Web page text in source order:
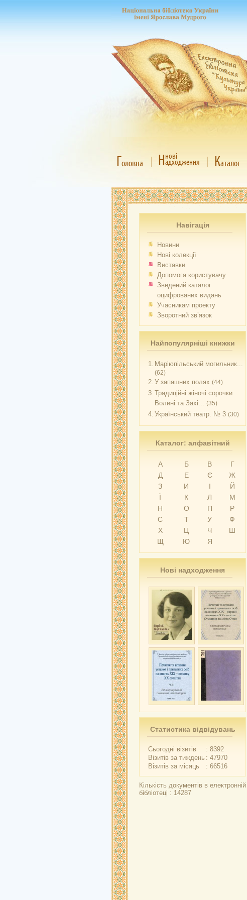
Головна Ннові
адходження Каталог
Навігація
Новини
Нові колекції
Виставки
Допомога користувачу
Зведений каталог
оцифрованих видань
Учасникам проекту
Зворотний зв’язок
Найпопулярніші книжки
1. Маріюпільський могильник...
(62)
2. У запашних полях (44)
3. Традиційні жіночі сорочки
Волині та Захі... (35)
4. Український театр. № 3 (30)
Каталог: алфавітний
А Б В
Г
Д
Е Є
Ж
З
И І
Й
Ї
К Л
М
Н
О П
Р
С
Т У
Ф
Х
Ц Ч
Ш
Щ
Ю Я
Нові надходження
Статистика відвідувань
Сьогодні візитів
: 8392
Візитів за тиждень : 47970
Візитів за місяць
: 66516
Кількість документів в електронній
бібліотеці : 14287